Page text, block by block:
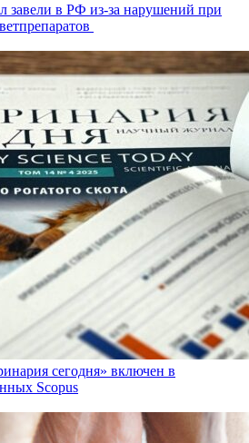
завели в РФ из-за нарушений при
сегодня» включен в
Scopus